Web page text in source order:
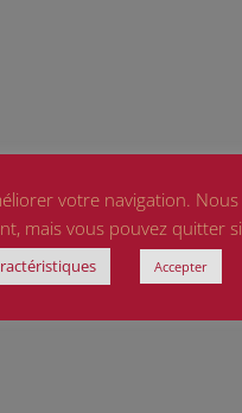
votre navigation. Nous
mais vous pouvez quitter si
Accepter